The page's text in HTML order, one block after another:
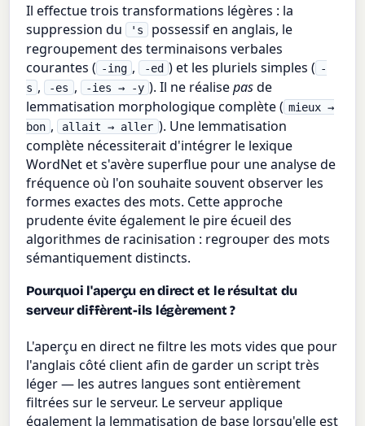
Il effectue trois transformations légères : la
suppression du 's
possessif en anglais, le
regroupement des terminaisons verbales
courantes ( -ing , -ed ) et les pluriels simples ( -
s , -es , -ies → -y ). Il ne réalisepasde
lemmatisation morphologique complète ( mieux →
bon , allait → aller ). Une lemmatisation
complète nécessiterait d'intégrer le lexique
WordNet et s'avère superflue pour une analyse de
fréquence où l'on souhaite souvent observer les
formes exactes des mots. Cette approche
prudente évite également le pire écueil des
algorithmes de racinisation : regrouper des mots
sémantiquement distincts.
Pourquoi l'aperçu en direct et le résultat du
serveur diffèrent-ils légèrement ?
L'aperçu en direct ne filtre les mots vides que pour
l'anglais côté client afin de garder un script très
léger — les autres langues sont entièrement
filtrées sur le serveur. Le serveur applique
également la lemmatisation de base lorsqu'elle est